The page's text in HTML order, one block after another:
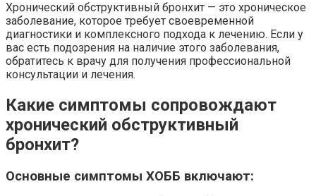
Хронический обструктивный бронхит — это хроническое
заболевание, которое требует своевременной
диагностики и комплексного подхода к лечению. Если у
вас есть подозрения на наличие этого заболевания,
обратитесь к врачу для получения профессиональной
консультации и лечения.
Какие симптомы сопровождают
хронический обструктивный
бронхит?
Основные симптомы ХОББ включают: